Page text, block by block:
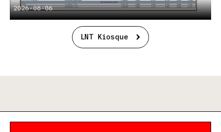
2026-08-06
LNT Kiosque